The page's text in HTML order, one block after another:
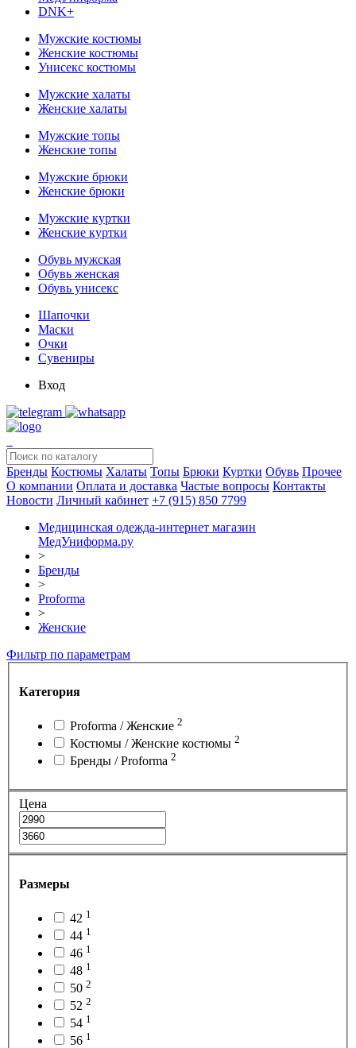
DNK+
Мужские костюмы
Женские костюмы
Унисекс костюмы
Мужские халаты
Женские халаты
Мужские топы
Женские топы
Мужские брюки
Женские брюки
Мужские куртки
Женские куртки
Обувь мужская
Обувь женская
Обувь унисекс
Шапочки
Маски
Очки
Сувениры
Вход
Бренды Костюмы Халаты Топы Брюки Куртки Обувь Прочее
О компании Оплата и доставка Частые вопросы Контакты
Новости Личный кабинет +7 (915) 850 7799
Медицинская одежда-интернет магазин
МедУниформа.ру
>
Бренды
>
Proforma
>
Женские
Фильтр по параметрам
Категория
Proforma / Женские 2
Костюмы / Женские костюмы 2
Бренды / Proforma 2
Цена
Размеры
42 1
44 1
46 1
48 1
50 2
52 2
54 1
56 1